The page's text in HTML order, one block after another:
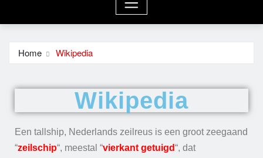
Home Wikipedia
Wikipedia
Een tallship, Nederlands zeilreus is een groot zeegaand
“zeilschip“, meestal “vierkant getuigd“, dat